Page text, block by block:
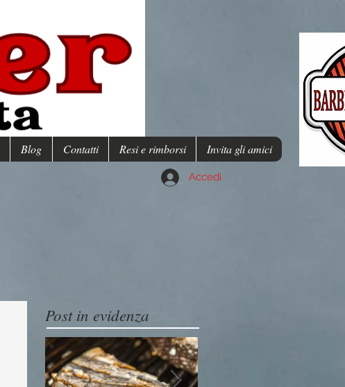
Blog Contatti Resi e rimborsi Invita gli amici
Accedi
Post in evidenza